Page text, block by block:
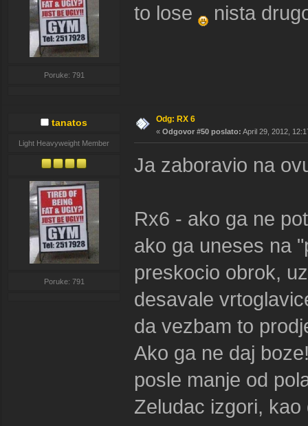
Poruke: 791
to lose
nista
tanatos
Light Heavyweight Member
Poruke: 791
Odg: RX 6
« Odgovor #50 poslato: April 29, 2012,
Ja zaboravio na
Rx6 - ako ga ne
ako ga uneses na
preskocio obrok,
desavale
da vezbam to
Ako ga ne daj
posle manje od
Zeludac izgori,